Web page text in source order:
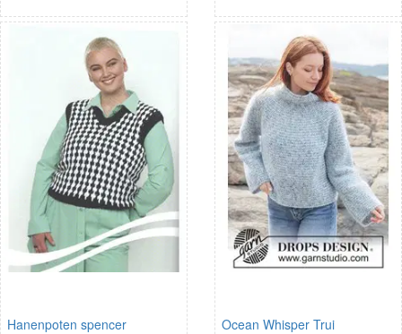
Hanenpoten spencer Ocean Whisper Trui